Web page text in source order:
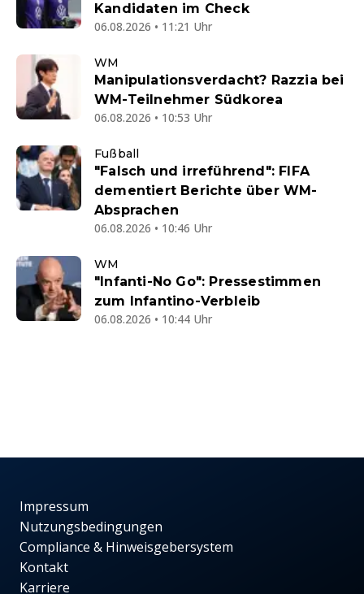
Kandidaten im Check
06.08.2026 • 11:21 Uhr
WM
Manipulationsverdacht? Razzia bei
WM-Teilnehmer Südkorea
06.08.2026 • 10:53 Uhr
Fußball
"Falsch und irreführend": FIFA
dementiert Berichte über WM-
Absprachen
06.08.2026 • 10:46 Uhr
WM
"Infanti-No Go": Pressestimmen
zum Infantino-Verbleib
06.08.2026 • 10:44 Uhr
Impressum
Nutzungsbedingungen
Compliance & Hinweisgebersystem
Kontakt
Karriere